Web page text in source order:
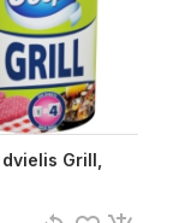
Grill,